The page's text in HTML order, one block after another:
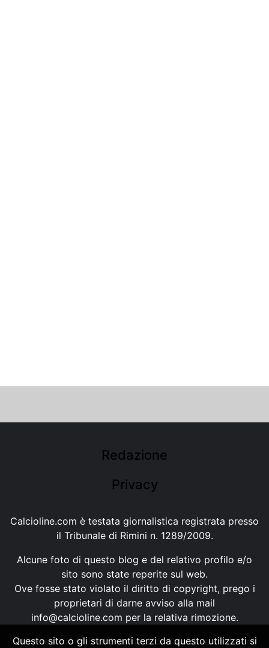
Redazione
Privacy
Calcioline.com è testata giornalistica registrata presso
il Tribunale di Rimini n. 1289/2009.
Alcune foto di questo blog e del relativo profilo e/o
sito sono state reperite sul web.
Ove fosse stato violato il diritto di copyright, prego i
proprietari di darne avviso alla mail
info@calcioline.com per la relativa rimozione.
Ogni testo e foto di proprietà di Calcioline.com non
Questo sito o gli strumenti terzi da questo utilizzati si